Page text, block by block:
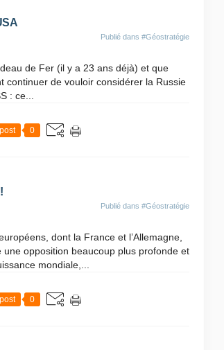
Publié dans #Géostratégie
de Fer (il y a 23 ans déjà) et que
continuer de vouloir considérer la Russie
: ce...
0
Publié dans #Géostratégie
dont la France et l’Allemagne,
opposition beaucoup plus profonde et
mondiale,...
0